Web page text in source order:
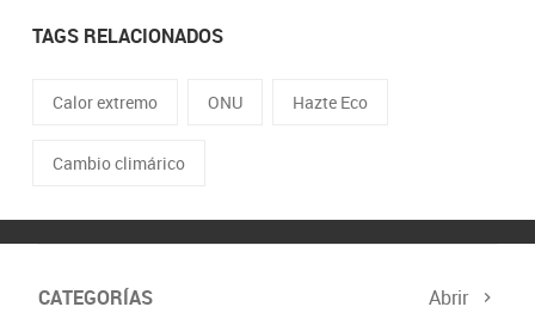
TAGS RELACIONADOS
Calor extremo ONU Hazte Eco
Cambio climárico
CATEGORÍAS Abrir